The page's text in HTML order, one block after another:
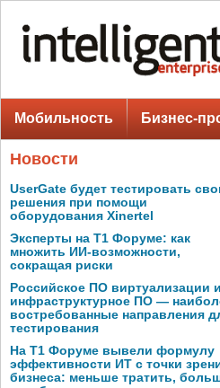
Мобильность Бизнес-
Новости
UserGate будет тестировать
решения при помощи
оборудования Xinertel
Эксперты на Т1 Форуме: как
множить ИИ-возможности,
сокращая риски
Российское ПО виртуализации и
инфраструктурное ПО —
востребованные направления
тестирования
На Т1 Форуме вывели формулу
эффективности ИТ с точки
бизнеса: меньше тратить,